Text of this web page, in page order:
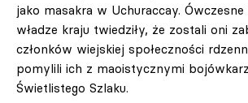
jako masakra w Uchuraccay.
władze kraju twiedziły, że zostali oni
członków wiejskiej społeczności
pomylili ich z maoistycznymi
Świetlistego Szlaku.